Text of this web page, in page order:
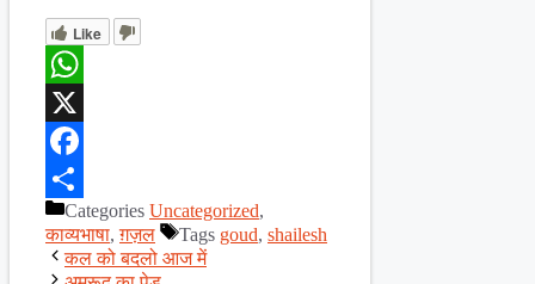
Like
WhatsApp
X
Facebook
ShareCategories Uncategorized,
काव्यभाषा,ग़ज़ल Tags goud, shailesh
कल को बदलो आज में